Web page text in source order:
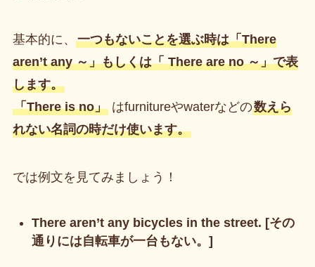
基本的に、 一つもないことを選ぶ時は「There
aren’t any ～」もしくは「 There are no ～」で表
します。
「There is no」はfurnitureやwaterなどの数えら
れない名詞の時だけ使います。
では例文を見てみましょう！
There aren’t any bicycles in the street. [その
通りには自転車が一台もない。]